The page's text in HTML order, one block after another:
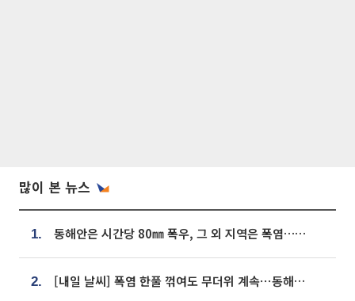
많이 본 뉴스
1. 동해안은 시간당 80㎜ 폭우, 그 외 지역은 폭염…‘극과 극 날씨’
2. [내일 날씨] 폭염 한풀 꺾여도 무더위 계속⋯동해안 이틀 연속 비